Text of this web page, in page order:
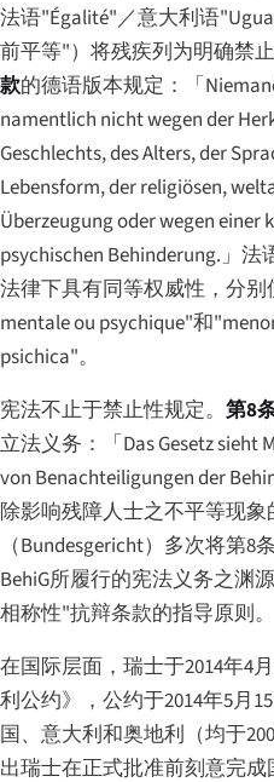
法语"Égalité"／意大利语
前平等"）将残疾列为明确禁
款的德语版本规定：
「
namentlich nicht wegen der
Geschlechts, des Alters, der
Lebensform, der religiösen,
Überzeugung oder wegen einer
psychischen Behinderung.」 法
法律下具有同等权威性，分别
mentale ou psychique"和
psichica"。
宪法不止于禁止性规定。 第8
立法义务：
「Das Gesetz
von Benachteiligungen der
除影响残障人士之不平等现
（Bundesgericht）多次将第8
BehiG所履行的宪法义务之渊
相称性"抗辩条款的指导原则。
在国际层面，瑞士于2014年4
利公约》，公约于2014年5月
国、意大利和奥地利（均于
出瑞士在正式批准前刻意完